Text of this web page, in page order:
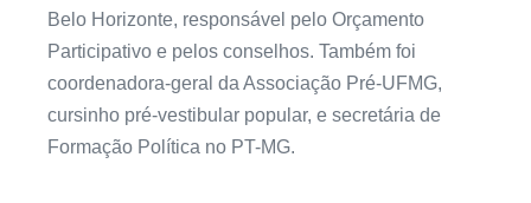
Belo Horizonte, responsável pelo Orçamento
Participativo e pelos conselhos. Também foi
coordenadora-geral da Associação Pré-UFMG,
cursinho pré-vestibular popular, e secretária de
Formação Política no PT-MG.